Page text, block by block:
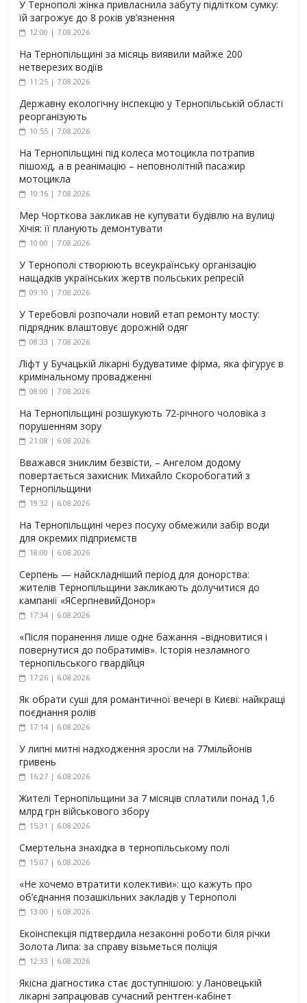
У Тернополі жінка привласнила забуту підлітком сумку:
їй загрожує до 8 років ув’язнення
12:00 | 7.08.2026
На Тернопільщині за місяць виявили майже 200
нетверезих водіїв
11:25 | 7.08.2026
Державну екологічну інспекцію у Тернопільській області
реорганізують
10:55 | 7.08.2026
На Тернопільщині під колеса мотоцикла потрапив
пішохід, а в реанімацію – неповнолітній пасажир
мотоцикла
10:16 | 7.08.2026
Мер Чорткова закликав не купувати будівлю на вулиці
Хічія: її планують демонтувати
10:00 | 7.08.2026
У Тернополі створюють всеукраїнську організацію
нащадків українських жертв польських репресій
09:10 | 7.08.2026
У Теребовлі розпочали новий етап ремонту мосту:
підрядник влаштовує дорожній одяг
08:33 | 7.08.2026
Ліфт у Бучацькій лікарні будуватиме фірма, яка фігурує в
кримінальному провадженні
08:00 | 7.08.2026
На Тернопільщині розшукують 72-річного чоловіка з
порушенням зору
21:08 | 6.08.2026
Вважався зниклим безвісти, – Ангелом додому
повертається захисник Михайло Скоробогатий з
Тернопільщини
19:32 | 6.08.2026
На Тернопільщині через посуху обмежили забір води
для окремих підприємств
18:00 | 6.08.2026
Серпень — найскладніший період для донорства:
жителів Тернопільщини закликають долучитися до
кампанії «ЯСерпневийДонор»
17:34 | 6.08.2026
«Після поранення лише одне бажання –відновитися і
повернутися до побратимів». Історія незламного
тернопільського гвардійця
17:26 | 6.08.2026
Як обрати суші для романтичної вечері в Києві: найкращі
поєднання ролів
17:14 | 6.08.2026
У липні митні надходження зросли на 77мільйонів
гривень
16:27 | 6.08.2026
Жителі Тернопільщини за 7 місяців сплатили понад 1,6
млрд грн військового збору
15:31 | 6.08.2026
Смертельна знахідка в тернопільському полі
15:07 | 6.08.2026
«Не хочемо втратити колективи»: що кажуть про
об’єднання позашкільних закладів у Тернополі
13:00 | 6.08.2026
Екоінспекція підтвердила незаконні роботи біля річки
Золота Липа: за справу візьметься поліція
12:33 | 6.08.2026
Якісна діагностика стає доступнішою: у Лановецькій
лікарні запрацював сучасний рентген-кабінет